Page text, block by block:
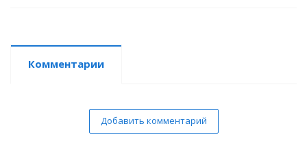
Комментарии
Добавить комментарий